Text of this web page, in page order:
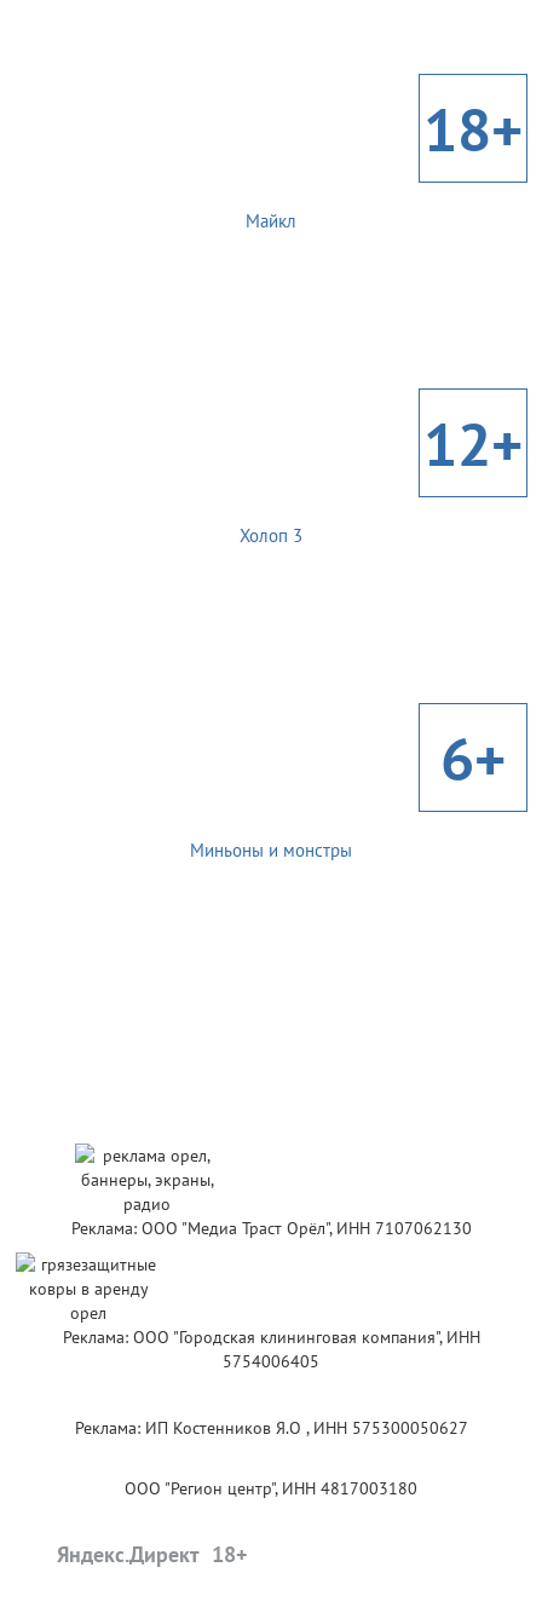
18+
Майкл
12+
Холоп 3
6+
Миньоны и монстры
Реклама: ООО "Медиа Траст Орёл", ИНН 7107062130
Реклама: ООО "Городская клининговая компания", ИНН
5754006405
Реклама: ИП Костенников Я.О , ИНН 575300050627
ООО "Регион центр", ИНН 4817003180
Яндекс.Директ